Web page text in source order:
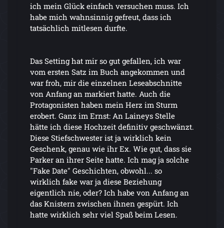
ich mein Glück einfach versuchen muss. Ich
habe mich wahnsinnig gefreut, dass ich
tatsächlich mitlesen durfte.
Das Setting hat mir so gut gefallen, ich war
vom ersten Satz im Buch angekommen und
war froh, mir die einzelnen Leseabschnitte
von Anfang an markiert hatte. Auch die
Protagonisten haben mein Herz im Sturm
erobert. Ganz im Ernst: An Laineys Stelle
hätte ich diese Hochzeit definitiv geschwänzt.
Diese Stiefschwester ist ja wirklich kein
Geschenk, genau wie ihr Ex. Wie gut, dass sie
Parker an ihrer Seite hatte. Ich mag ja solche
"Fake Date" Geschichten, obwohl... so
wirklich fake war ja diese Beziehung
eigentlich nie, oder? Ich habe von Anfang an
das Knistern zwischen ihnen gespürt. Ich
hatte wirklich sehr viel Spaß beim Lesen.